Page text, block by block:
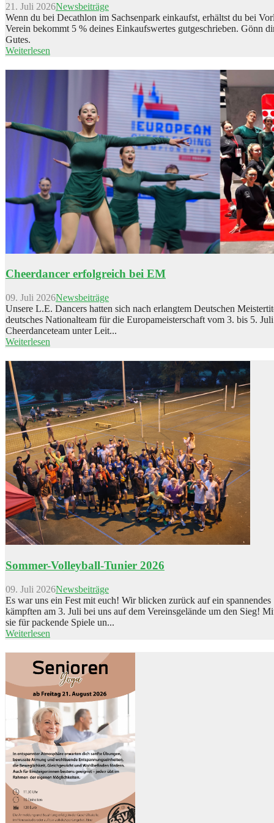
21. Juli 2026Newsbeiträge
Wenn du bei Decathlon im Sachsenpark einkaufst, erhältst du bei
Verein bekommt 5 % deines Einkaufswertes gutgeschrieben. Gönn
Gutes.
Weiterlesen
Cheerdancer erfolgreich bei EM
09. Juli 2026Newsbeiträge
Unsere L.E. Dancers hatten sich nach erlangtem Deutschen
deutsches Nationalteam für die Europameisterschaft vom 3. bis 5.
Cheerdanceteam unter Leit...
Weiterlesen
Sommer-Volleyball-Tunier 2026
09. Juli 2026Newsbeiträge
Es war uns ein Fest mit euch! Wir blicken zurück auf ein
kämpften am 3. Juli bei uns auf dem Vereinsgelände um den Sieg!
sie für packende Spiele un...
Weiterlesen